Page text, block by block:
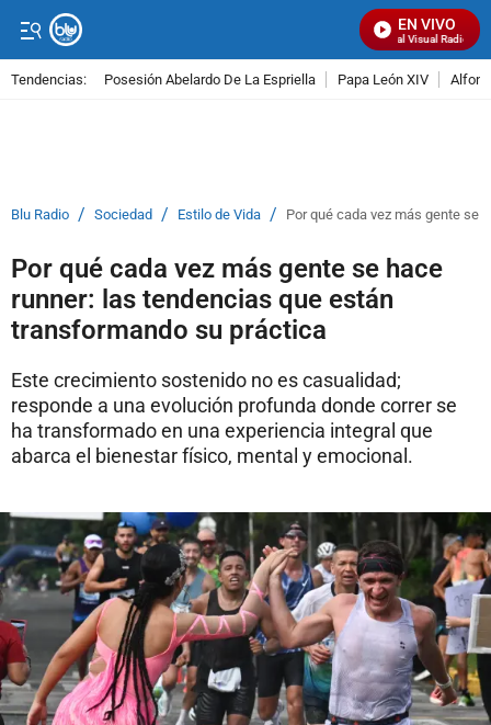
EN VIVO
Señal Visual Radio
Tendencias: Posesión Abelardo De La Espriella Papa León XIV
Blu Radio / Sociedad / Estilo de Vida / Por qué cada vez más gente se
Por qué cada vez más gente se hace
runner: las tendencias que están
transformando su práctica
Este crecimiento sostenido no es casualidad;
responde a una evolución profunda donde correr se
ha transformado en una experiencia integral que
abarca el bienestar físico, mental y emocional.